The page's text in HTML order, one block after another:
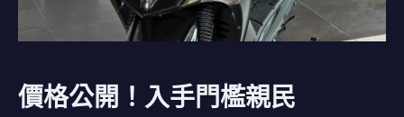
價格公開！入手門檻親民